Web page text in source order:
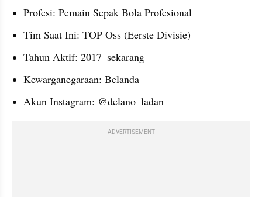
Profesi: Pemain Sepak Bola Profesional
Tim Saat Ini: TOP Oss (Eerste Divisie)
Tahun Aktif: 2017–sekarang
Kewarganegaraan: Belanda
Akun Instagram: @delano_ladan
ADVERTISEMENT